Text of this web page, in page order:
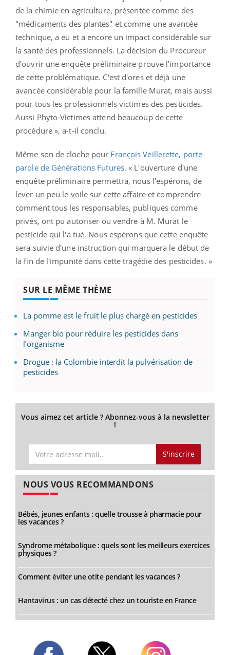
de la chimie en agriculture, présentée comme des
"médicaments des plantes" et comme une avancée
technique, a eu et a encore un impact considérable sur
la santé des professionnels. La décision du Procureur
d'ouvrir une enquête préliminaire prouve l'importance
de cette problématique. C'est d'ores et déjà une
avancée considérable pour la famille Murat, mais aussi
pour tous les professionnels victimes des pesticides.
Aussi Phyto-Victimes attend beaucoup de cette
procédure », a-t-il conclu.
Même son de cloche pour François Veillerette, porte-
parole de Générations Futures. « L'ouverture d'une
enquête préliminaire permettra, nous l'espérons, de
lever un peu le voile sur cette affaire et comprendre
comment tous les responsables, publiques comme
privés, ont pu autoriser ou vendre à M. Murat le
pesticide qui l'a tué. Nous espérons que cette enquête
sera suivie d'une instruction qui marquera le début de
la fin de l'impunité dans cette tragédie des pesticides. »
SUR LE MÊME THÈME
La pomme est le fruit le plus chargé en pesticides
Manger bio pour réduire les pesticides dans
l’organisme
Drogue : la Colombie interdit la pulvérisation de
pesticides
Vous aimez cet article ? Abonnez-vous à la newsletter
!
S'inscrire
NOUS VOUS RECOMMANDONS
Bébés, jeunes enfants : quelle trousse à pharmacie pour
les vacances ?
Syndrome métabolique : quels sont les meilleurs exercices
physiques ?
Comment éviter une otite pendant les vacances ?
Hantavirus : un cas détecté chez un touriste en France